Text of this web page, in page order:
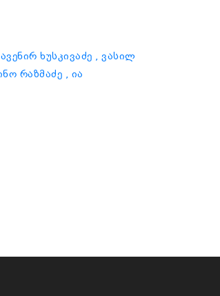
, ავენირ ხუსკივაძე
, ვასილ
რაზმაძე
, ია